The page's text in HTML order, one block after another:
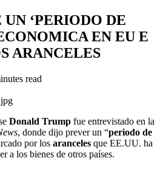
‘PERIODO DE
EN EU E
ARANCELES
read
Donald Trump fue entrevistado en la
, donde dijo prever un “periodo de
por los aranceles que EE.UU. ha
a los bienes de otros países.